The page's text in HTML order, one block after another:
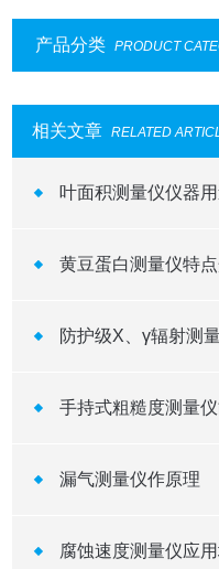
产品分类 PRODUCT
相关文章 RELATED
叶面积测量仪仪器
黄豆蛋白测量仪特
防护级X、γ辐射测
手持式粗糙度测量
漏气测量仪作原理
腐蚀速度测量仪应